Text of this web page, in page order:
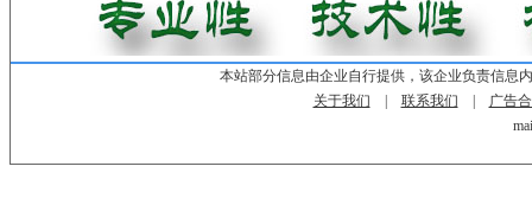
本站部分信息由企业自行提供，该企业负责信息
关于我们
联系我们
广告